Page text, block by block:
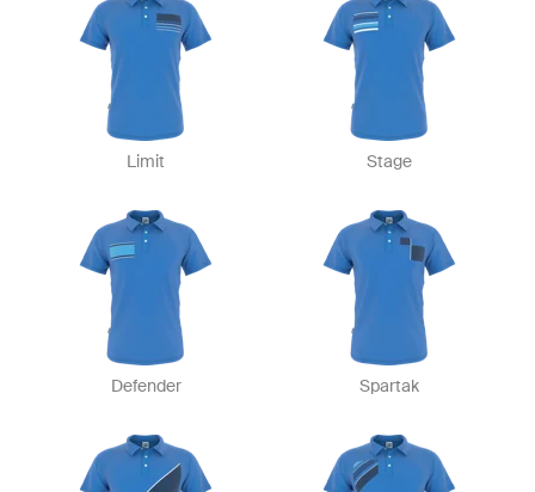
Limit Stage
Defender Spartak